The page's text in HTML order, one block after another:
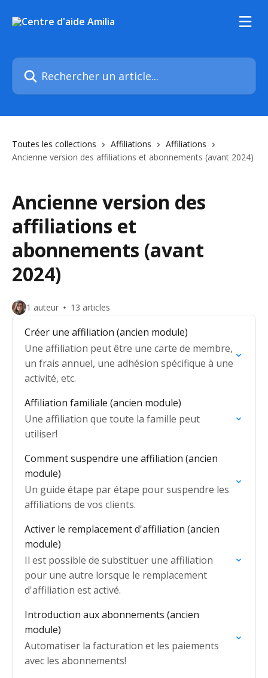
Rechercher un article...
Toutes les collections Affiliations
Affiliations
Ancienne version des affiliations et abonnements (avant 2024)
Ancienne version des
affiliations et
abonnements (avant
2024)
1 auteur 13 articles
Créer une affiliation (ancien module)
Une affiliation peut être une carte de membre,
un frais annuel, une adhésion spécifique à une
activité, etc.
Affiliation familiale (ancien module)
Une affiliation que toute la famille peut
utiliser!
Comment suspendre une affiliation (ancien
module)
Un guide étape par étape pour suspendre les
affiliations de vos clients.
Activer le remplacement d'affiliation (ancien
module)
Il est possible de substituer une affiliation
pour une autre lorsque le remplacement
d'affiliation est activé.
Introduction aux abonnements (ancien
module)
Automatiser la facturation et les paiements
avec les abonnements!